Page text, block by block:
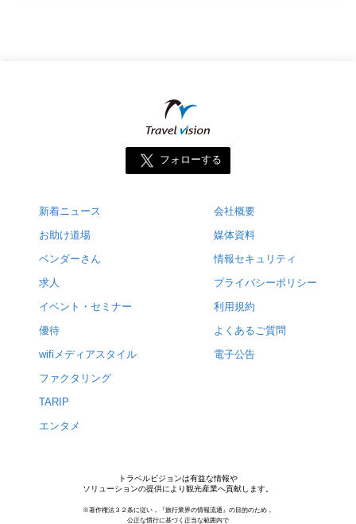
フォローする
新着ニュース
お助け道場
ベンダーさん
求人
イベント・セミナー
優待
wifiメディアスタイル
ファクタリング
TARIP
エンタメ
会社概要
媒体資料
情報セキュリティ
プライバシーポリシー
利用規約
よくあるご質問
電子公告
トラベルビジョンは有益な情報や
ソリューションの提供により観光産業へ貢献します。
※著作権法３２条に従い，『旅行業界の情報流通』の目的のため，
公正な慣行に基づく正当な範囲内で